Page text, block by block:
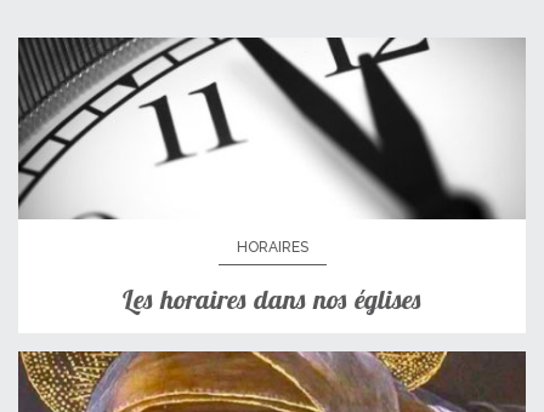
HORAIRES
Les horaires dans nos églises